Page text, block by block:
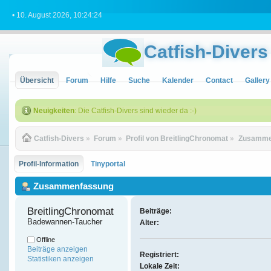
• 10. August 2026, 10:24:24
Catfish-Divers
Übersicht Forum Hilfe Suche Kalender Contact Gallery
Neuigkeiten: Die Catfish-Divers sind wieder da :-)
Catfish-Divers » Forum » Profil von BreitlingChronomat »
Profil-Information Tinyportal
Zusammenfassung
BreitlingChronomat
Badewannen-Taucher
Offline
Beiträge anzeigen
Statistiken anzeigen
Beiträge:
Alter:
Registriert:
Lokale Zeit: